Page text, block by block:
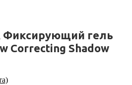
Фиксирующий гель
Correcting Shadow